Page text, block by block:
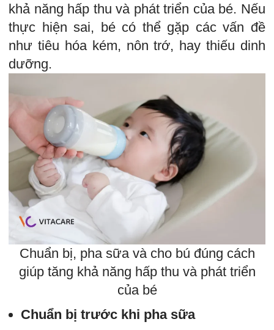
khả năng hấp thu và phát triển của bé. Nếu
thực hiện sai, bé có thể gặp các vấn đề
như tiêu hóa kém, nôn trớ, hay thiếu dinh
dưỡng.
Chuẩn bị, pha sữa và cho bú đúng cách
giúp tăng khả năng hấp thu và phát triển
của bé
Chuẩn bị trước khi pha sữa